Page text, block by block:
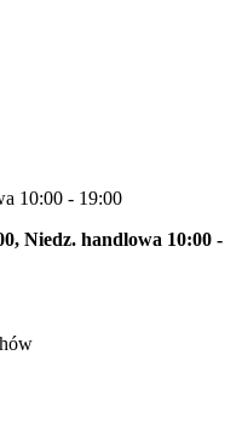
10:00 - 19:00
Niedz. handlowa 10:00 -